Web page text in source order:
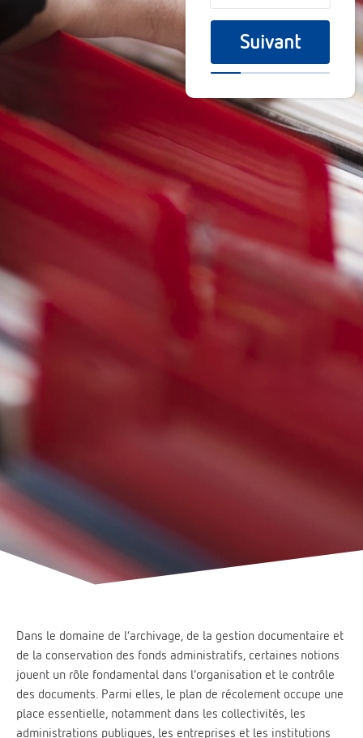
Suivant
Dans le domaine de l’archivage, de la gestion documentaire et
de la conservation des fonds administratifs, certaines notions
jouent un rôle fondamental dans l’organisation et le contrôle
des documents. Parmi elles, le plan de récolement occupe une
place essentielle, notamment dans les collectivités, les
administrations publiques, les entreprises et les institutions